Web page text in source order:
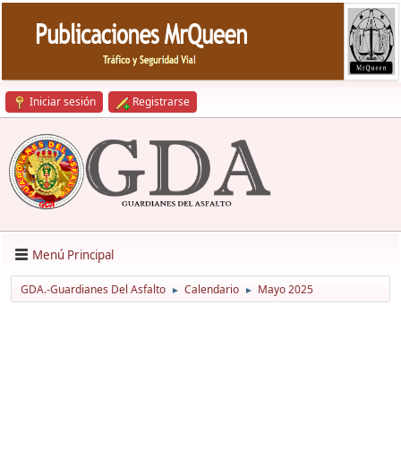
Iniciar sesión Registrarse
Menú Principal
GDA.-Guardianes Del Asfalto ► Calendario ► Mayo 2025